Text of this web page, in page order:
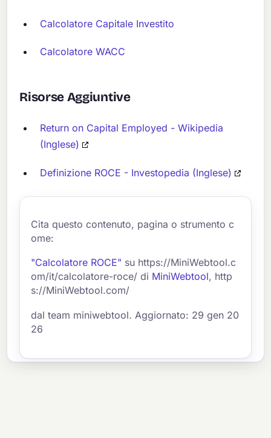
Calcolatore Capitale Investito
Calcolatore WACC
Risorse Aggiuntive
Return on Capital Employed - Wikipedia
(Inglese)
Definizione ROCE - Investopedia (Inglese)
Cita questo contenuto, pagina o strumento c
ome:
"Calcolatore ROCE" su https://MiniWebtool.c
om/it/calcolatore-roce/ di MiniWebtool, http
s://MiniWebtool.com/
dal team miniwebtool. Aggiornato: 29 gen 20
26